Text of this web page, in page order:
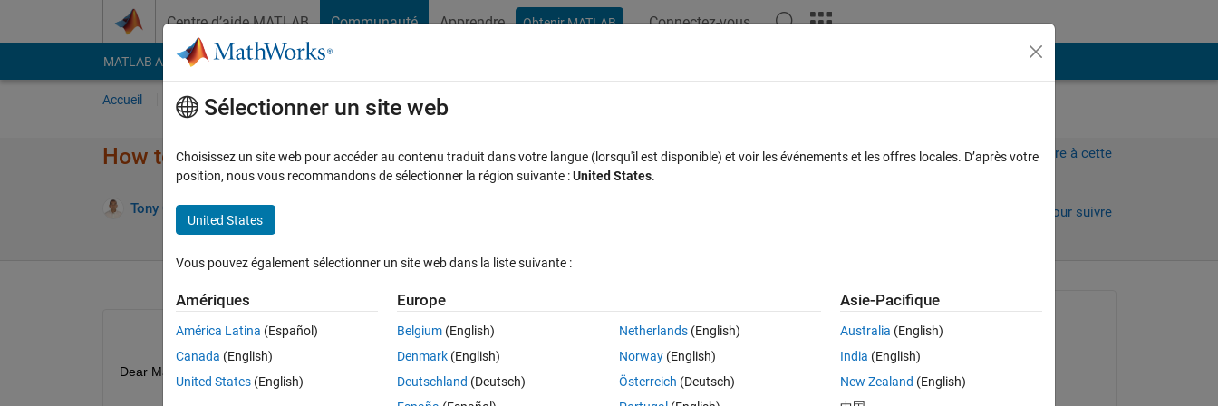
Centre d’aide MATLAB Communauté Apprendre Obtenir MATLAB Connectez-vous
MATLAB Answers File Exchange Cody
Accueil Poser une question Parcourir
How to set names to each colunm and row using "writematrix"?
Tony Castillo 9 Fév 2022
Connectez-vous pour répondre à cette
Connectez-vous pour suivre
Ouvrir dans MATLAB Online
Dear Mathcoders,
Tony Castillo
le 9 Fév 2022
Sélectionner un site web
Choisissez un site web pour accéder au contenu traduit dans votre langue (lorsqu'il est disponible) et voir les événements et les offres locales. D’après votre
position, nous vous recommandons de sélectionner la région suivante :United States.
United States
Vous pouvez également sélectionner un site web dans la liste suivante :
Amériques
América Latina (Español)
Canada (English)
United States (English)
Europe
Belgium (English)
Denmark (English)
Deutschland (Deutsch)
Netherlands(English)
Norway(English)
Österreich (Deutsch)
Asie-Pacifique
Australia (English)
India (English)
New Zealand (English)